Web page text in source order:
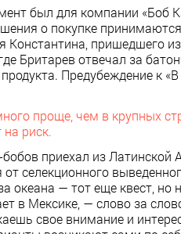
был для компании «Боб
о покупке
Константина, пришедшего
Бритарев отвечал за
Предубеждение к
проще, чем в крупных
риск.
бобов приехал из
селекционного
океана — тот еще квест,
в Мексике, — слово за
свое внимание и